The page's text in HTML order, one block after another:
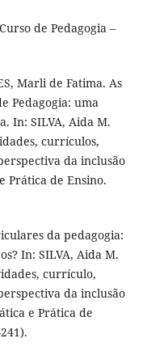
de Pedagogia –
Marli de Fatima. As
Pedagogia: uma
In: SILVA, Aida M.
currículos,
da inclusão
Prática de Ensino.
da pedagogia:
In: SILVA, Aida M.
currículo,
da inclusão
e Prática de